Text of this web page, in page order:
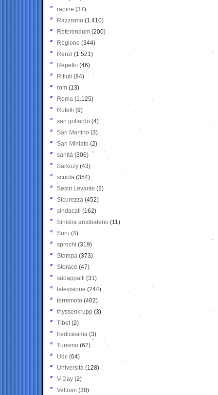
rapine (37)
Razzismo (1.410)
Referendum (200)
Regione (344)
Renzi (1.521)
Repetto (46)
Rifiuti (84)
rom (13)
Roma (1.125)
Rutelli (9)
san gottardo (4)
San Martino (3)
San Miniato (2)
sanità (306)
Sarkozy (43)
scuola (354)
Sestri Levante (2)
Sicurezza (452)
sindacati (162)
Sinistra arcobaleno (11)
Soru (4)
sprechi (319)
Stampa (373)
Storace (47)
subappalti (31)
televisione(244)
terremoto (402)
thyssenkrupp (3)
Tibet(2)
tredicesima (3)
Turismo (62)
Udc (64)
Università (128)
V-Day (2)
Veltroni (30)